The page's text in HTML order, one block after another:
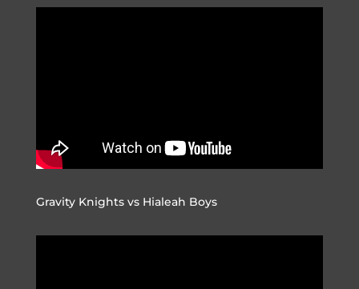
Gravity Knights vs Hialeah Boys